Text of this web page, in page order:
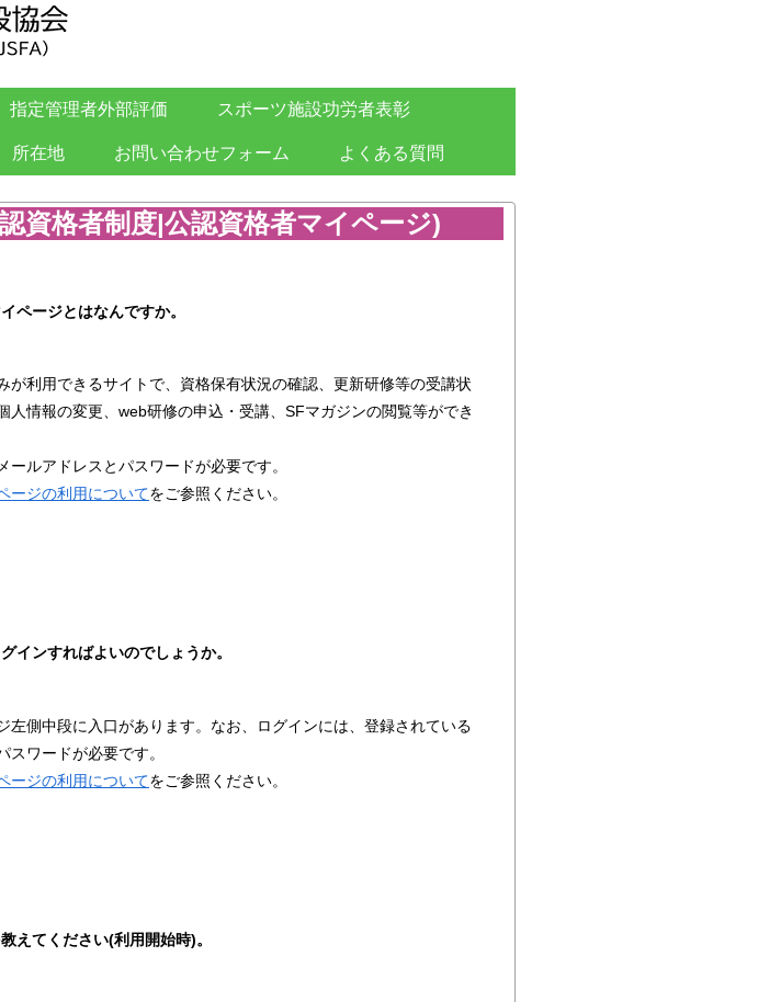
指定管理者外部評価 スポーツ施設功労者表彰
所在地 お問い合わせフォーム よくある質問
資格者制度|公認資格者マイページ)
ページとはなんですか。
が利用できるサイトで、資格保有状況の確認、更新研修等の受講状
人情報の変更、web研修の申込・受講、SFマガジンの閲覧等ができ
ールアドレスとパスワードが必要です。
ージの利用についてをご参照ください。
インすればよいのでしょうか。
左側中段に入口があります。なお、ログインには、登録されている
スワードが必要です。
ージの利用についてをご参照ください。
えてください(利用開始時)。